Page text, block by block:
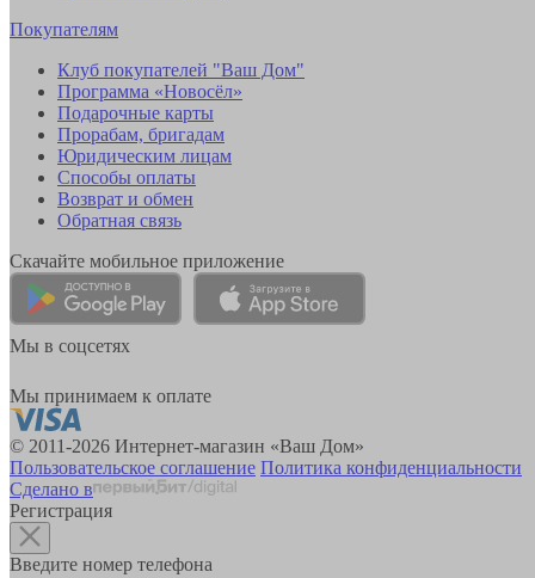
Покупателям
Клуб покупателей "Ваш Дом"
Программа «Новосёл»
Подарочные карты
Прорабам, бригадам
Юридическим лицам
Способы оплаты
Возврат и обмен
Обратная связь
Скачайте мобильное приложение
Мы в соцсетях
Мы принимаем к оплате
© 2011-2026 Интернет-магазин «Ваш Дом»
Пользовательское соглашение Политика конфиденциальности
Сделано в
Регистрация
Введите номер телефона